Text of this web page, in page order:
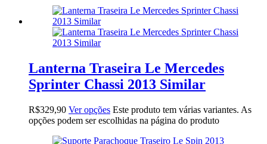
Lanterna Traseira Le Mercedes
Sprinter Chassi 2013 Similar
R$329,90 Ver opções Este produto tem várias variantes. As
opções podem ser escolhidas na página do produto